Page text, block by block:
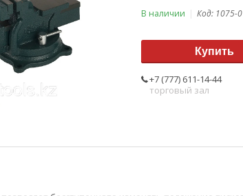
В наличии Код: 1075-
Купить
+7 (777) 611-14-44
торговый зал